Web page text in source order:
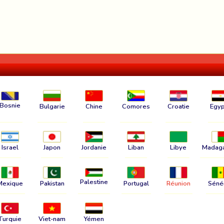
Bosnie Bulgarie Chine Comores Croatie
Israel Japon Jordanie Liban Libye
Pakistan Palestine Portugal Réunion
Viet-nam Yémen